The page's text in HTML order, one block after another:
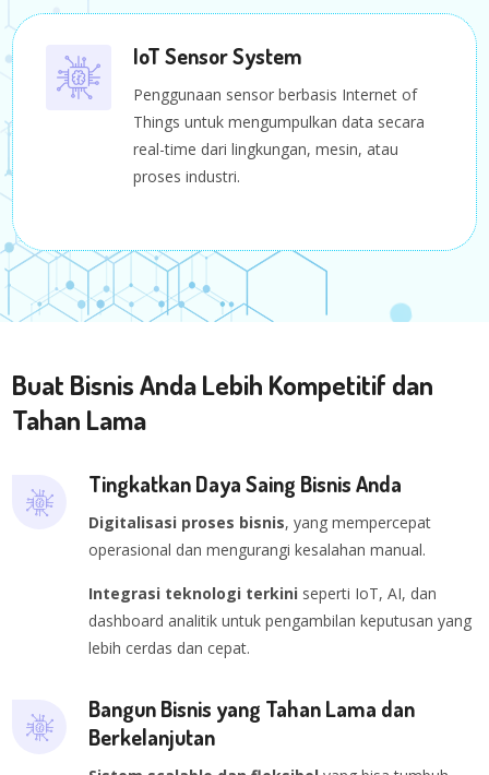
IoT Sensor System
Penggunaan sensor berbasis Internet of
Things untuk mengumpulkan data secara
real-time dari lingkungan, mesin, atau
proses industri.
Buat Bisnis Anda Lebih Kompetitif dan
Tahan Lama
Tingkatkan Daya Saing Bisnis Anda
Digitalisasi proses bisnis, yang mempercepat
operasional dan mengurangi kesalahan manual.
Integrasi teknologi terkini seperti IoT, AI, dan
dashboard analitik untuk pengambilan keputusan yang
lebih cerdas dan cepat.
Bangun Bisnis yang Tahan Lama dan
Berkelanjutan